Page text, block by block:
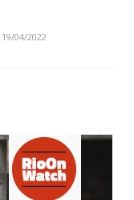
19/04/2022